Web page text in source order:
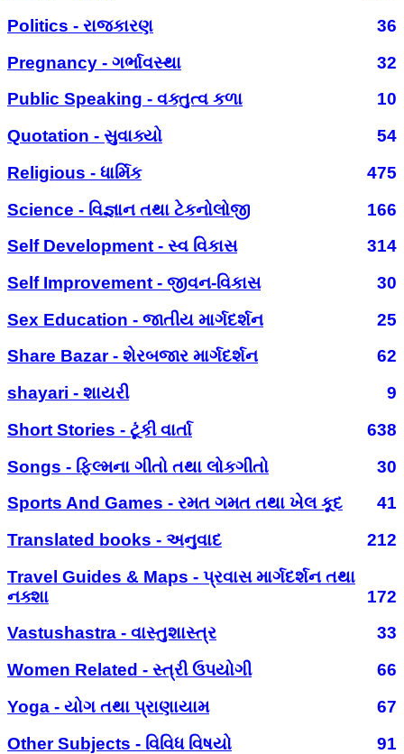
Politics - રાજકારણ
36
Pregnancy - ગર્ભાવસ્થા
32
Public Speaking - વક્તુત્વ કળા
10
Quotation - સુવાક્યો
54
Religious - ધાર્મિક
475
Science - વિજ્ઞાન તથા ટેકનોલોજી
166
Self Development - સ્વ વિકાસ
314
Self Improvement - જીવન-વિકાસ
30
Sex Education - જાતીય માર્ગદર્શન
25
Share Bazar - શેરબજાર માર્ગદર્શન
62
shayari - શાયરી
9
Short Stories - ટૂંકી વાર્તા
638
Songs - ફિલ્મના ગીતો તથા લોકગીતો
30
Sports And Games - રમત ગમત તથા ખેલ કૂદ
41
Translated books - અનુવાદ
212
Travel Guides & Maps - પ્રવાસ માર્ગદર્શન તથા
નક્શા
172
Vastushastra - વાસ્તુશાસ્ત્ર
33
Women Related - સ્ત્રી ઉપયોગી
66
Yoga - યોગ તથા પ્રાણાયામ
67
Other Subjects - વિવિધ વિષયો
91